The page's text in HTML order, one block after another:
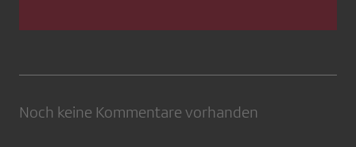
Noch keine Kommentare vorhanden